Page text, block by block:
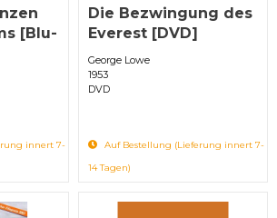
[Blu-
innert 7-
Die Bezwingung des
Everest [DVD]
George Lowe
1953
DVD
Auf Bestellung (Lieferung innert 7-
14 Tagen)